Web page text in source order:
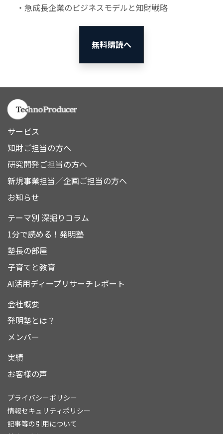
・急成長企業のビジネスモデルと知財戦略
無料購読へ
サービス
知財ご担当の方へ
研究開発ご担当の方へ
新規事業担当／企画ご担当の方へ
お知らせ
テーマ別 深掘りコラム
1分で読める！発明塾
塾長の部屋
子育てと教育
AI活用ディープリサーチレポート
会社概要
発明塾とは？
メンバー
実績
お客様の声
プライバシーポリシー
情報セキュリティポリシー
記事等の引用について